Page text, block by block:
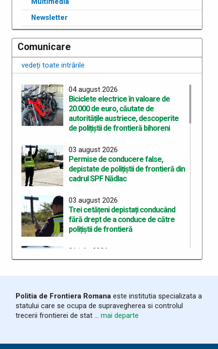
Newsletter
Comunicare
vedeți toate intrările
04 august 2026
Biciclete electrice în valoare de
20.000 de euro, căutate de
autoritățile austriece, descoperite
de polițiștii de frontieră bihoreni
03 august 2026
Permise de conducere false,
depistate de polițiștii de frontieră din
cadrul SPF Nădlac
03 august 2026
Trei cetățeni depistați conducând
fără drept de a conduce de către
polițiștii de frontieră
31 iulie 2026
Circulația automarfarelor pe
28 iulie 2026
Ziua Poliţiei de Frontieră sărbătorită
Politia de Frontiera Romana este institutia specializata a
statului care se ocupa de supravegherea si controlul
trecerii frontierei de stat ... mai departe